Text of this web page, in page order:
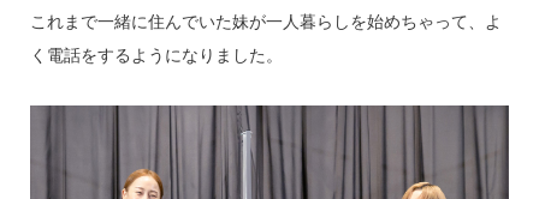
これまで一緒に住んでいた妹が一人暮らしを始めちゃって、よ
く電話をするようになりました。